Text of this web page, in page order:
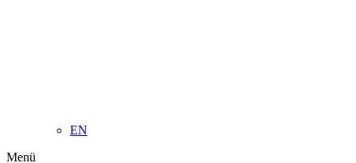
EN
Menü